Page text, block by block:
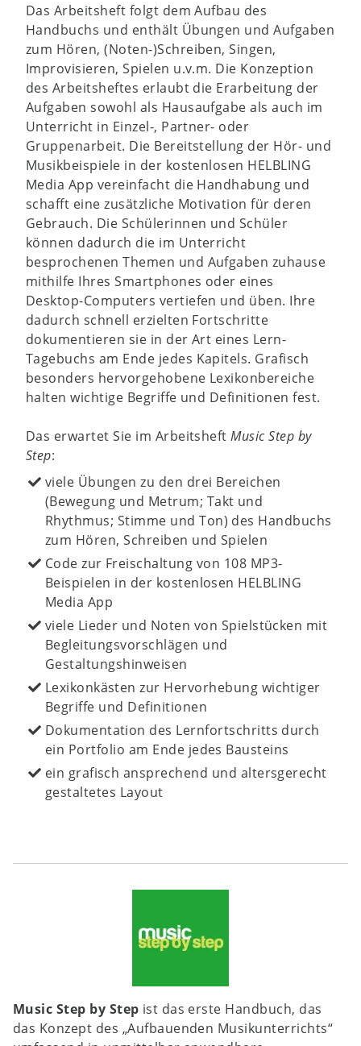
Das Arbeitsheft folgt dem Aufbau des
Handbuchs und enthält Übungen und Aufgaben
zum Hören, (Noten-)Schreiben, Singen,
Improvisieren, Spielen u.v.m. Die Konzeption
des Arbeitsheftes erlaubt die Erarbeitung der
Aufgaben sowohl als Hausaufgabe als auch im
Unterricht in Einzel-, Partner- oder
Gruppenarbeit. Die Bereitstellung der Hör- und
Musikbeispiele in der kostenlosen HELBLING
Media App vereinfacht die Handhabung und
schafft eine zusätzliche Motivation für deren
Gebrauch. Die Schülerinnen und Schüler
können dadurch die im Unterricht
besprochenen Themen und Aufgaben zuhause
mithilfe Ihres Smartphones oder eines
Desktop-Computers vertiefen und üben. Ihre
dadurch schnell erzielten Fortschritte
dokumentieren sie in der Art eines Lern-
Tagebuchs am Ende jedes Kapitels. Grafisch
besonders hervorgehobene Lexikonbereiche
halten wichtige Begriffe und Definitionen fest.
Das erwartet Sie im ArbeitsheftMusic Step by
Step:
viele Übungen zu den drei Bereichen
(Bewegung und Metrum; Takt und
Rhythmus; Stimme und Ton) des Handbuchs
zum Hören, Schreiben und Spielen
Code zur Freischaltung von 108 MP3-
Beispielen in der kostenlosen HELBLING
Media App
viele Lieder und Noten von Spielstücken mit
Begleitungsvorschlägen und
Gestaltungshinweisen
Lexikonkästen zur Hervorhebung wichtiger
Begriffe und Definitionen
Dokumentation des Lernfortschritts durch
ein Portfolio am Ende jedes Bausteins
ein grafisch ansprechend und altersgerecht
gestaltetes Layout
Music Step by Step ist das erste Handbuch, das
das Konzept des „Aufbauenden Musikunterrichts“